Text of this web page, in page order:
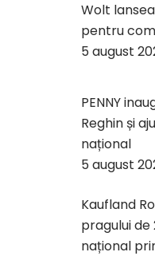
Wolt
pentru
5 august
PENNY
Reghin și
național
5 august
Kaufland
pragului de
național